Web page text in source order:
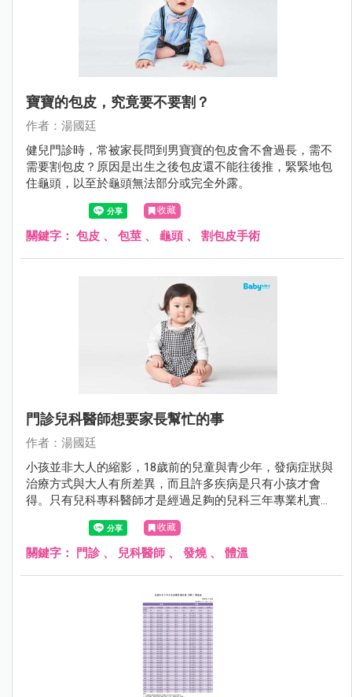
寶寶的包皮，究竟要不要割？
作者：湯國廷
健兒門診時，常被家長問到男寶寶的包皮會不會過長，需不
需要割包皮？原因是出生之後包皮還不能往後推，緊緊地包
住龜頭，以至於龜頭無法部分或完全外露。
收藏
關鍵字： 包皮 、 包莖 、 龜頭 、 割包皮手術
門診兒科醫師想要家長幫忙的事
作者：湯國廷
小孩並非大人的縮影，18歲前的兒童與青少年，發病症狀與
治療方式與大人有所差異，而且許多疾病是只有小孩才會
得。只有兒科專科醫師才是經過足夠的兒科三年專業札實訓
練。相較於其他科，兒科醫師對於小兒疾病全身性的評估更
收藏
關鍵字： 門診 、 兒科醫師 、 發燒、 體溫